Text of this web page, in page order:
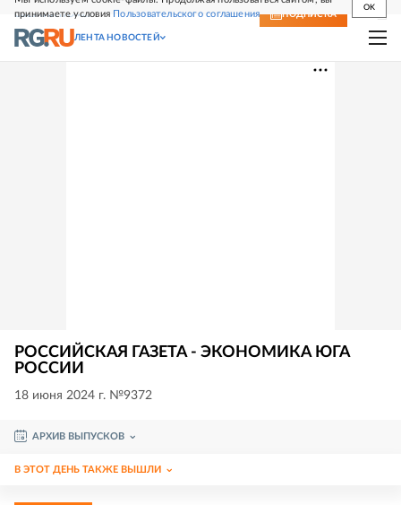
принимаете условия Пользовательского соглашения
OK
СВЕЖИЙ НОМЕР ПОДПИСКА
ЛЕНТА НОВОСТЕЙ
РОССИЙСКАЯ ГАЗЕТА - ЭКОНОМИКА ЮГА
РОССИИ
18 июня 2024 г. №9372
АРХИВ ВЫПУСКОВ
В ЭТОТ ДЕНЬ ТАКЖЕ ВЫШЛИ